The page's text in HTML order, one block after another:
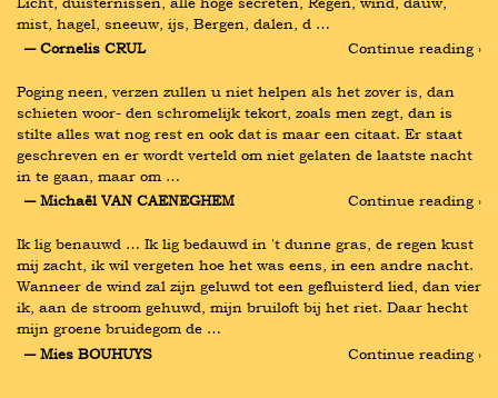
mist, hagel, sneeuw, ijs, Bergen, dalen, d …
― Cornelis CRUL
Continue reading ›
Poging neen, verzen zullen u niet helpen als het zover is, dan
schieten woor- den schromelijk tekort, zoals men zegt, dan is
stilte alles wat nog rest en ook dat is maar een citaat. Er staat
geschreven en er wordt verteld om niet gelaten de laatste nacht
in te gaan, maar om …
― Michaël VAN CAENEGHEM
Continue reading ›
Ik lig benauwd … Ik lig bedauwd in 't dunne gras, de regen kust
mij zacht, ik wil vergeten hoe het was eens, in een andre nacht.
Wanneer de wind zal zijn geluwd tot een gefluisterd lied, dan vier
ik, aan de stroom gehuwd, mijn bruiloft bij het riet. Daar hecht
mijn groene bruidegom de …
― Mies BOUHUYS
Continue reading ›